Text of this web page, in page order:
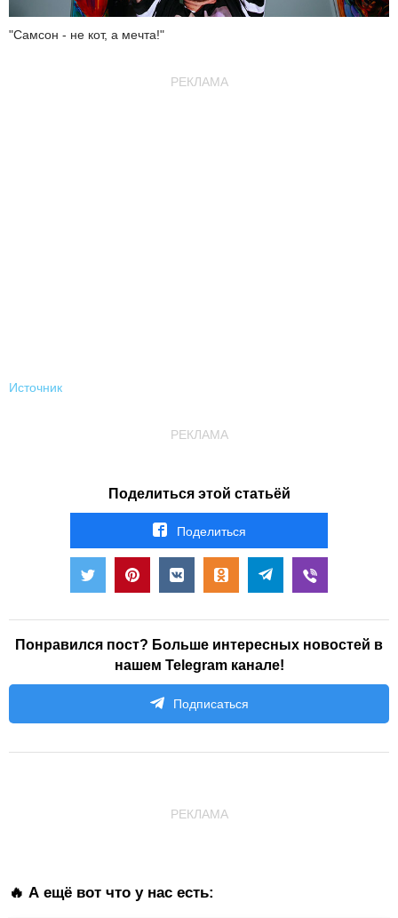
"Самсон - не кот, а мечта!"
РЕКЛАМА
Источник
РЕКЛАМА
Поделиться этой статьёй
Поделиться
Понравился пост? Больше интересных новостей в
нашем Telegram канале!
Подписаться
РЕКЛАМА
🔥 А ещё вот что у нас есть: